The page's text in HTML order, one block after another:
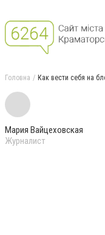
Головна Как вести себя на
Мария Вайцеховская
Журналист